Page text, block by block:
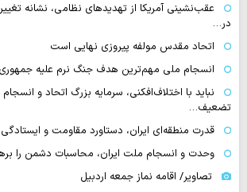
عقب‌نشینی آمریکا از تهدیدهای نظامی، نشانه
در…
اتحاد مقدس مولفه پیروزی نهایی است
انسجام ملی مهم‌ترین هدف جنگ نرم علیه
نباید با اختلاف‌افکنی، سرمایه بزرگ اتحاد و
تضعیف…
قدرت منطقه‌ای ایران، دستاورد مقاومت و
وحدت و انسجام ملت ایران، محاسبات دشمن را
تصاویر/ اقامه نماز جمعه اردبیل